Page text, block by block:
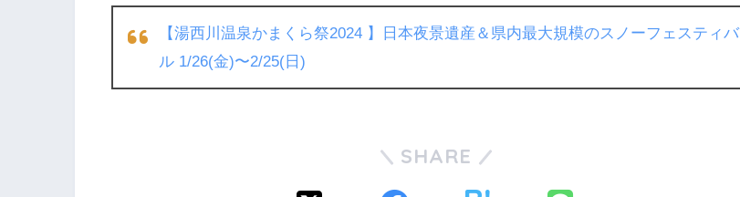
【湯西川温泉かまくら祭2024 】日本夜景遺産＆県内最大規模のスノーフェスティバ
ル 1/26(金)〜2/25(日)
SHARE